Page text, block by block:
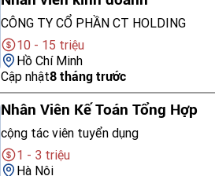
CÔNG TY CỔ PHẦN CT HOLDING
10 - 15 triệu
Hồ Chí Minh
Cập nhật8 tháng trước
Nhân Viên Kế Toán Tổng Hợp
cộng tác viên tuyển dụng
1 - 3 triệu
Hà Nội